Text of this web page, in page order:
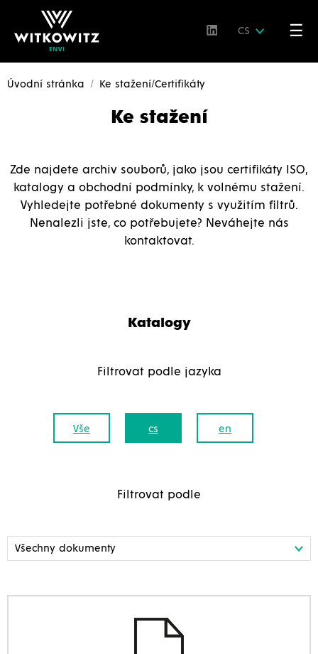
CS ☰
Úvodní stránka Ke stažení/Certifikáty
Ke stažení
Zde najdete archiv souborů, jako jsou certifikáty ISO,
katalogy a obchodní podmínky, k volnému stažení.
Vyhledejte potřebné dokumenty s využitím filtrů.
Nenalezli jste, co potřebujete? Neváhejte nás
kontaktovat.
Katalogy
Filtrovat podle jazyka
Vše cs en
Filtrovat podle